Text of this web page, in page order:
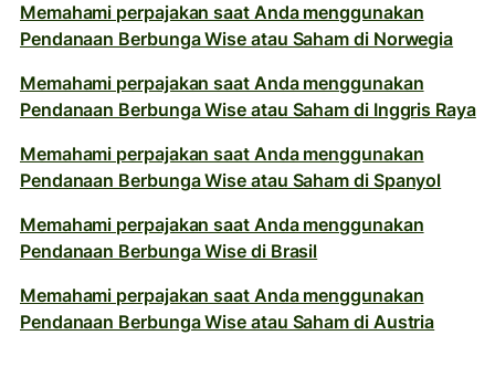
Memahami perpajakan saat Anda menggunakan
Pendanaan Berbunga Wise atau Saham di Norwegia
Memahami perpajakan saat Anda menggunakan
Pendanaan Berbunga Wise atau Saham di Inggris Raya
Memahami perpajakan saat Anda menggunakan
Pendanaan Berbunga Wise atau Saham di Spanyol
Memahami perpajakan saat Anda menggunakan
Pendanaan Berbunga Wise di Brasil
Memahami perpajakan saat Anda menggunakan
Pendanaan Berbunga Wise atau Saham di Austria